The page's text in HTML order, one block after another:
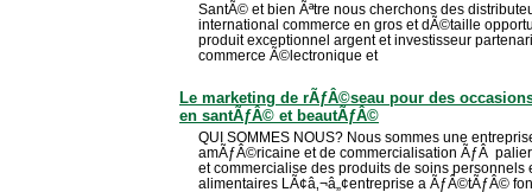
SantÃ© et bien Ãªtre nous cherchons des
international commerce en gros et dÃ©taille
produit exceptionnel argent et investisseur
commerce Ã©lectronique et
Le marketing de rÃƒÂ©seau pour des
en santÃƒÂ© et beautÃƒÂ©
QUI SOMMES NOUS? Nous sommes une
amÃƒÂ©ricaine et de commercialisation ÃƒÂ
et commercialise des produits de soins personnels
alimentaires LÃ¢â‚¬â„¢entreprise a ÃƒÂ©tÃƒÂ©